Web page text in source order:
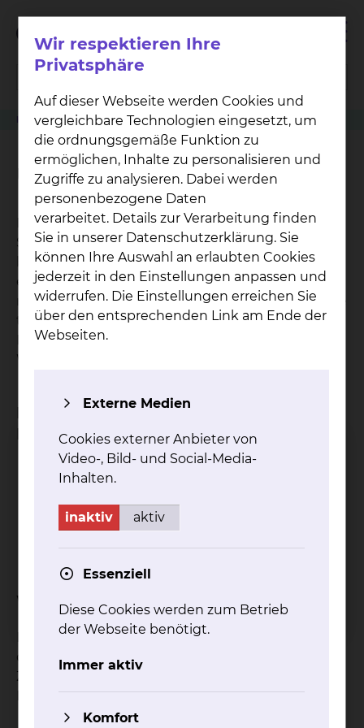
Klinikwegweiser Physiotherapie Fichtengrund Ultraschalltherapie
Ultraschalltherapie
Mechanische Wellen werden mittels eines
Schallkopfes und Kontaktgels direkt in die
betroffenen Körperpartien eingebracht. Sie
erzeugen einen Druckwechsel in Form von
mechanischer Vibrationswirkung. Es entsteht eine
thermische Wirkung durch umgewandelte
Reibungsenergie sowie eine Mikromassage der
Weichteile.
Bei welchen Krankheitsbildern ist das
Behandlungsverfahren geeignet?
Myalgien
Neuralgien
Arthrosen
Narben- oder Gewebsverklebungen
Welche Ziele hat die Behandlung?
Der Ultraschall wirkt schmerzlindernd,
durchblutungssteigernd und muskelrelaxierend.
Zusätzlich wirkt er anregend auf
Regenerationsprozesse.
Wir respektieren Ihre
Privatsphäre
Auf dieser Webseite werden Cookies und
vergleichbare Technologien eingesetzt, um
die ordnungsgemäße Funktion zu
ermöglichen, Inhalte zu personalisieren und
Zugriffe zu analysieren. Dabei werden
personenbezogene Daten
verarbeitet. Details zur Verarbeitung finden
Sie in unserer Datenschutzerklärung. Sie
können Ihre Auswahl an erlaubten Cookies
jederzeit in den Einstellungen anpassen und
widerrufen. Die Einstellungen erreichen Sie
über den entsprechenden Link am Ende der
Webseiten.
Externe Medien
Cookies externer Anbieter von
Video-, Bild- und Social-Media-
Inhalten.
inaktiv aktiv
Essenziell
Diese Cookies werden zum Betrieb
der Webseite benötigt.
Immer aktiv
Komfort